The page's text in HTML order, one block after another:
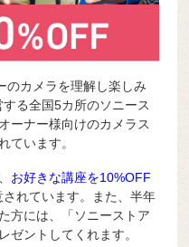
のカメラを理解し楽しみ
る全国5カ所のソニース
ーナー様向けのカメラス
ています。
お好きな講座を10%OFF
れています。また、半年
方には、「ソニーストア
ゼントしてくれます。